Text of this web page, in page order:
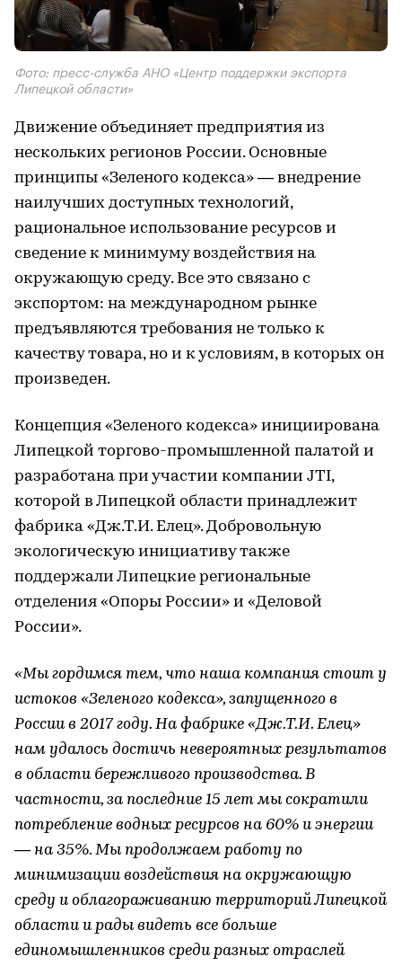
Фото: пресс-служба АНО «Центр поддержки экспорта
Липецкой области»
Движение объединяет предприятия из
нескольких регионов России. Основные
принципы «Зеленого кодекса» — внедрение
наилучших доступных технологий,
рациональное использование ресурсов и
сведение к минимуму воздействия на
окружающую среду. Все это связано с
экспортом: на международном рынке
предъявляются требования не только к
качеству товара, но и к условиям, в которых он
произведен.
Концепция «Зеленого кодекса» инициирована
Липецкой торгово-промышленной палатой и
разработана при участии компании JTI,
которой в Липецкой области принадлежит
фабрика «Дж.Т.И. Елец». Добровольную
экологическую инициативу также
поддержали Липецкие региональные
отделения «Опоры России» и «Деловой
России».
«Мы гордимся тем, что наша компания стоит у
истоков «Зеленого кодекса», запущенного в
России в 2017 году. На фабрике «Дж.Т.И. Елец»
нам удалось достичь невероятных результатов
в области бережливого производства. В
частности, за последние 15 лет мы сократили
потребление водных ресурсов на 60% и энергии
— на 35%. Мы продолжаем работу по
минимизации воздействия на окружающую
среду и облагораживанию территорий Липецкой
области и рады видеть все больше
единомышленников среди разных отраслей